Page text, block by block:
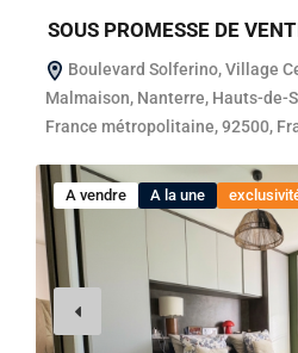
SOUS PROMESSE DE
Boulevard Solferino, Village
Malmaison, Nanterre, Hauts-de-
France métropolitaine, 92500,
A vendre A la une